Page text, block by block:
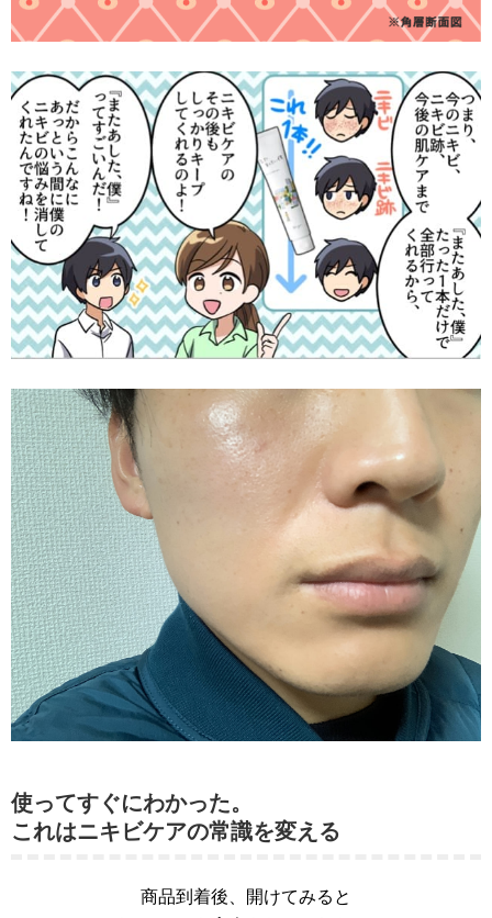
使ってすぐにわかった。
これはニキビケアの常識を変える
商品到着後、開けてみると